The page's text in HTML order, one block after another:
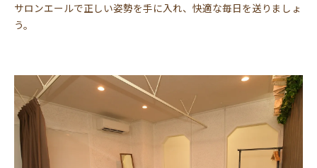
サロンエールで正しい姿勢を手に入れ、快適な毎日を送りましょ
う。